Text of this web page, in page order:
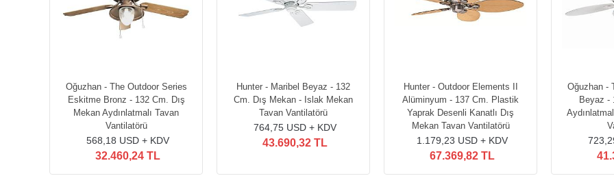
Oğuzhan - The Outdoor Series
Eskitme Bronz - 132 Cm. Dış
Mekan Aydınlatmalı Tavan
Vantilatörü
568,18 USD + KDV
32.460,24 TL
Hunter - Maribel Beyaz - 132
Cm. Dış Mekan - Islak Mekan
Tavan Vantilatörü
764,75 USD + KDV
43.690,32 TL
Hunter - Outdoor Elements II
Alüminyum - 137 Cm. Plastik
Yaprak Desenli Kanatlı Dış
Mekan Tavan Vantilatörü
1.179,23 USD + KDV
67.369,82 TL
Oğuzhan -
Beyaz -